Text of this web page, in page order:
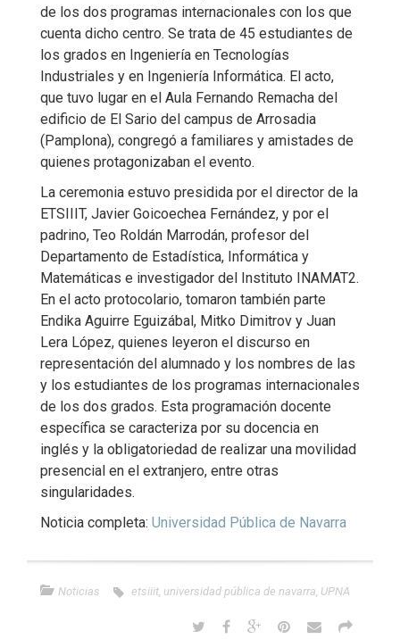
de los dos programas internacionales con los que
cuenta dicho centro. Se trata de 45 estudiantes de
los grados en Ingeniería en Tecnologías
Industriales y en Ingeniería Informática. El acto,
que tuvo lugar en el Aula Fernando Remacha del
edificio de El Sario del campus de Arrosadia
(Pamplona), congregó a familiares y amistades de
quienes protagonizaban el evento.
La ceremonia estuvo presidida por el director de la
ETSIIIT, Javier Goicoechea Fernández, y por el
padrino, Teo Roldán Marrodán, profesor del
Departamento de Estadística, Informática y
Matemáticas e investigador del Instituto INAMAT2.
En el acto protocolario, tomaron también parte
Endika Aguirre Eguizábal, Mitko Dimitrov y Juan
Lera López, quienes leyeron el discurso en
representación del alumnado y los nombres de las
y los estudiantes de los programas internacionales
de los dos grados. Esta programación docente
específica se caracteriza por su docencia en
inglés y la obligatoriedad de realizar una movilidad
presencial en el extranjero, entre otras
singularidades.
Noticia completa: Universidad Pública de Navarra
Noticias etsiiit universidad pública de navarra UPNA